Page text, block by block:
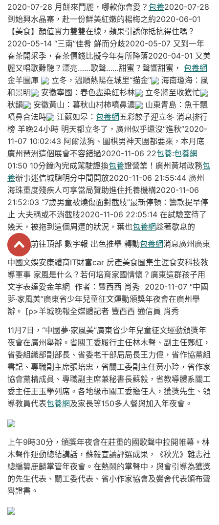
2020-07-28 月餅來鬥麗，哪款你會愛？ 包養2020-07-28
到始興水晶寨，赴一份鮮美紅嫩的楊梅之約2020-06-01
【美食】顏值實力雙雙在線，蘋果引誘你抵抗得住嗎？
2020-05-14 “三南”佳肴 鮮而分歧2020-05-07 又到一年
春茶開采季，春茶價錢比擬今年有所降落2020-04-01 又美
麗又唱歌難聽？漂亮……歌聲……甜蜜？聲響甜蜜， 包養網
金羊圖庫
立冬，溫順熱陽在城里“描金”
海南瓊海：風
和景明
安徽寧國：春色盡染紅杉林
立冬將至收獲忙
秋韻
安徽黃山：暮秋山村柿噴鼻濃
山東青島：魚干飄
噴鼻合法時
江蘇如皋： 包養網五彩餃子迎立冬 消息排行
榜 羊晚24小時 明天都立冬了，廣州似乎還沒“進秋”2020-
11-07 10:02:43 阿爾法狗、圍棋男神天團都要來，本月底
廣州琶洲這個展會不容錯過2020-11-06 22包養:包養網
01:50 10分鐘內完成駕駛證換包養證營業！廣州黃埔政務包
養辦事迷信城聰明分中間開放2020-11-06 21:55:44 廣州
海珠重度殘疾人可享當局贊助進住托養機構2020-11-06
21:52:03 “7歲男童被燒傷面對截肢”最新停頓：籌款提早停
止 大夫稱或不消截肢2020-11-06 22:05:14 在試驗室待了
幾天，被拖到這個周遭的狀況，葉也包養網趁著歇息的
前往頂部 數字報 出色推舉 轉動包養網消息廣州廣東
中國文娛安康體育IT財富car 房產美食圖集生涯食安科技教
導軍事 家風是什么？若何培育家國情懷？廣東這群孩子用
文字表達愛金羊網 作者：豐西西 肖秀 2020-11-07 “中國
夢·家風美”廣東省少年兒童征文運動頒獎年夜會在廣州舉
辦。 [p>羊城晚報全媒體記者 豐西西 通信員 肖秀
11月7日，“中國夢·家風美”廣東省少年兒童征文運動頒獎年
夜會在廣州舉辦。省關工委履行主任林木聲、副主任鄭紅，
省委組織部副部長、省委老干部局局長王力偉，省作協黨組
書記、專職副主席張培忠，省關工委副主任黃小玲，省作家
協會黨構成員、專職副主席兼秘書長蘇毅，省教導體系關工
委主任王玉學列席。各地級市關工委擔任人，獲獎先生、領
導教員代表包養網及家長等150多人餐與加入年夜會。
上午9時30分，頒獎年夜會在莊重的國歌聲中拉開帷幕。林
木聲作運動總結講話，蘇毅宣讀評選成果，《秋光》雜志社
總編纂鹿麟掌管年夜會。在熱鬧的掌聲中，與會引導為獲獎
的先生代表、關工委代表、省小作家協會及黌舍代表頒布聲
譽證書。